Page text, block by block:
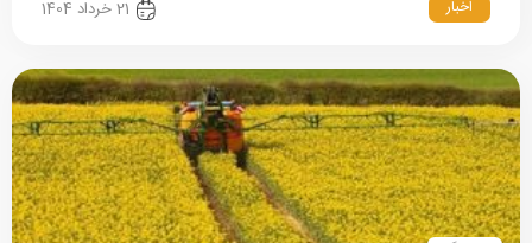
اخبار 21 خرداد 1404